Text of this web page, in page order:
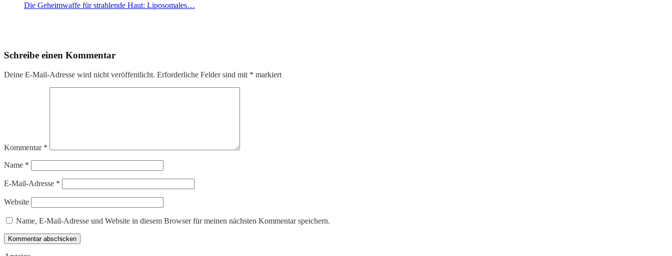
Die Geheimwaffe für strahlende Haut: Liposomales…
Schreibe einen Kommentar
Deine E-Mail-Adresse wird nicht veröffentlicht. Erforderliche Felder sind mit * markiert
Kommentar *
Name *
E-Mail-Adresse *
Website
Name, E-Mail-Adresse und Website in diesem Browser für meinen nächsten Kommentar speichern.